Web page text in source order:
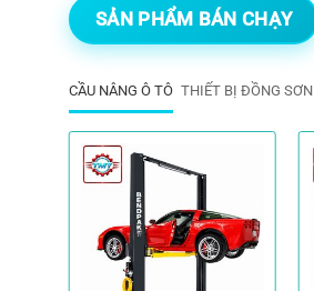
SẢN PHẨM BÁN CHẠY
CẦU NÂNG Ô TÔ THIẾT BỊ ĐỒNG SƠN